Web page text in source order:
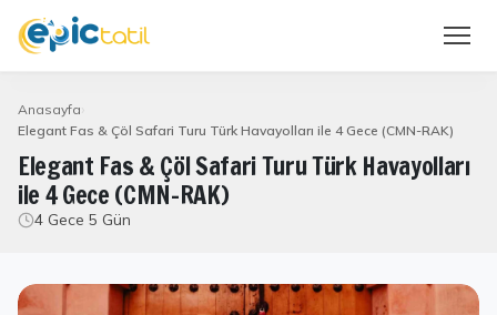
Anasayfa
Elegant Fas & Çöl Safari Turu Türk Havayolları ile 4 Gece (CMN-RAK)
Elegant Fas & Çöl Safari Turu Türk Havayolları
ile 4 Gece (CMN-RAK)
4 Gece 5 Gün